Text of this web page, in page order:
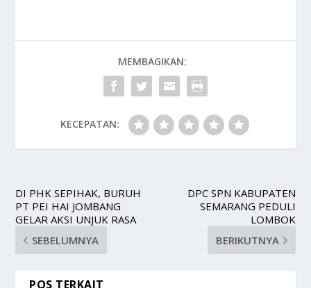
MEMBAGIKAN:
KECEPATAN:
DI PHK SEPIHAK, BURUH
PT PEI HAI JOMBANG
GELAR AKSI UNJUK RASA
SEBELUMNYA
DPC SPN KABUPATEN
SEMARANG PEDULI
LOMBOK
BERIKUTNYA
POS TERKAIT